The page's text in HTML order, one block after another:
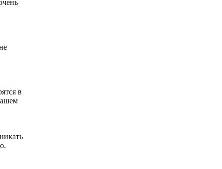
в